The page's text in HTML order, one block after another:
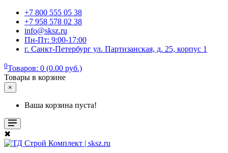
+7 800 555 05 38
+7 958 578 02 38
info@sksz.ru
Пн-Пт: 9:00-17:00
г. Санкт-Петербург ул. Партизанская, д. 25, корпус 1
0Товаров: 0 (0.00 руб.)
Товары в корзине
×
Ваша корзина пуста!
✖